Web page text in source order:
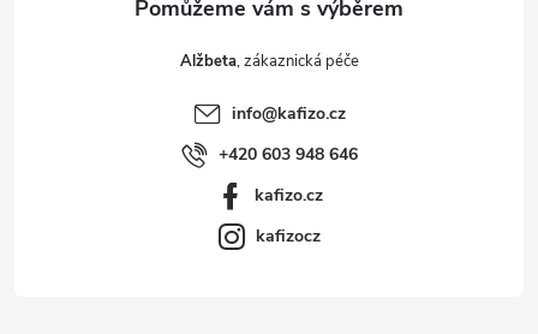
Alžbeta
info@kafizo.cz
+420 603 948 646
kafizo.cz
kafizocz